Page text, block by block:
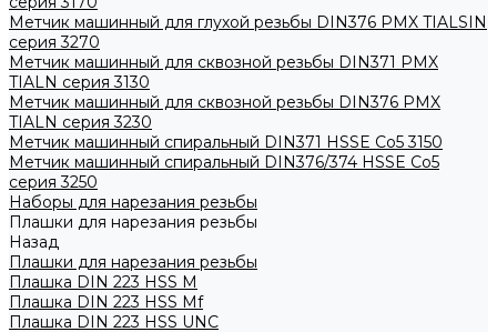
Метчик машинный для глухой резьбы DIN376 PMX TIALSIN
серия 3270
Метчик машинный для сквозной резьбы DIN371 PMX
TIALN серия 3130
Метчик машинный для сквозной резьбы DIN376 PMX
TIALN серия 3230
Метчик машинный спиральный DIN371 HSSE Co5 3150
Метчик машинный спиральный DIN376/374 HSSE Co5
серия 3250
Наборы для нарезания резьбы
Плашки для нарезания резьбы
Назад
Плашки для нарезания резьбы
Плашка DIN 223 HSS M
Плашка DIN 223 HSS Mf
Плашка DIN 223 HSS UNC